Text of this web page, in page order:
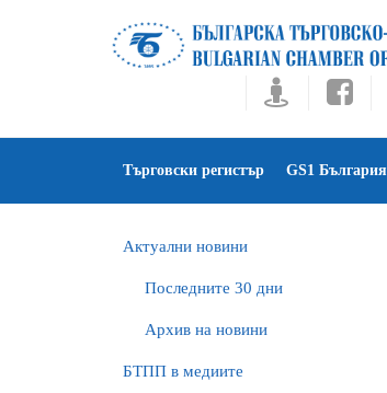
Търговски регистър GS1 България
Актуални новини
Последните 30 дни
Архив на новини
БTПП в медиите